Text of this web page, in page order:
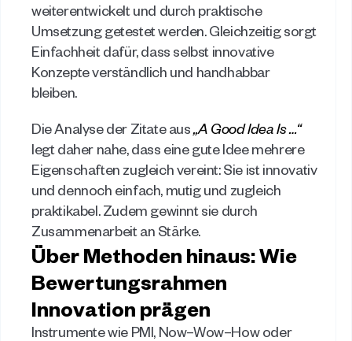
weiterentwickelt und durch praktische
Umsetzung getestet werden. Gleichzeitig sorgt
Einfachheit dafür, dass selbst innovative
Konzepte verständlich und handhabbar
bleiben.
Die Analyse der Zitate aus „A Good Idea Is …“
legt daher nahe, dass eine gute Idee mehrere
Eigenschaften zugleich vereint: Sie ist innovativ
und dennoch einfach, mutig und zugleich
praktikabel. Zudem gewinnt sie durch
Zusammenarbeit an Stärke.
Über Methoden hinaus: Wie
Bewertungsrahmen
Innovation prägen
Instrumente wie PMI, Now–Wow–How oder